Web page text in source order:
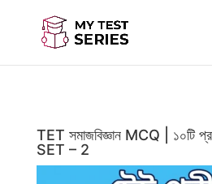
TET সমাজবিজ্ঞান MCQ | ১০টি
SET – 2